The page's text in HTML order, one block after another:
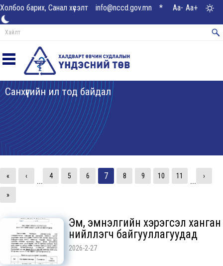
Холбоо барих, Санал хүсэлт info@nccd.gov.mn * Aa- Aa+
Санхүүгийн ил тод байдал
« ‹
...
4 5 6 7 8 9 10 11
...
›
»
Эм, эмнэлгийн хэрэгсэл ханган
нийлүүлэгч байгууллагуудад
2026-2-27